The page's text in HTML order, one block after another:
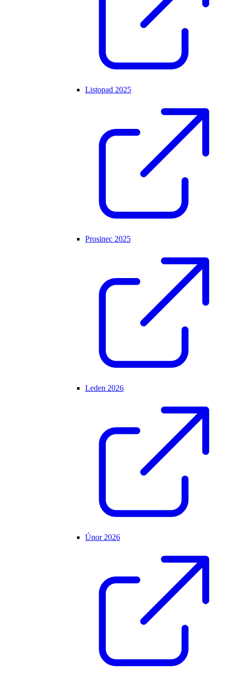
Listopad 2025
Prosinec 2025
Leden 2026
Únor 2026